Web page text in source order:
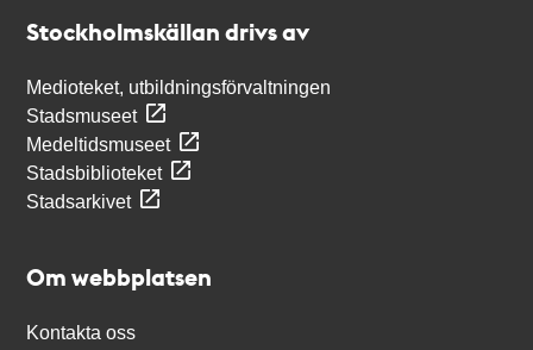
Stockholmskällan drivs av
Medioteket, utbildningsförvaltningen
Stadsmuseet
Medeltidsmuseet
Stadsbiblioteket
Stadsarkivet
Om webbplatsen
Kontakta oss